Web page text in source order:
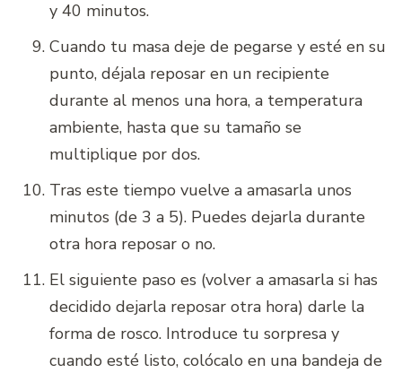
y 40 minutos.
Cuando tu masa deje de pegarse y esté en su
punto, déjala reposar en un recipiente
durante al menos una hora, a temperatura
ambiente, hasta que su tamaño se
multiplique por dos.
Tras este tiempo vuelve a amasarla unos
minutos (de 3 a 5). Puedes dejarla durante
otra hora reposar o no.
El siguiente paso es (volver a amasarla si has
decidido dejarla reposar otra hora) darle la
forma de rosco. Introduce tu sorpresa y
cuando esté listo, colócalo en una bandeja de